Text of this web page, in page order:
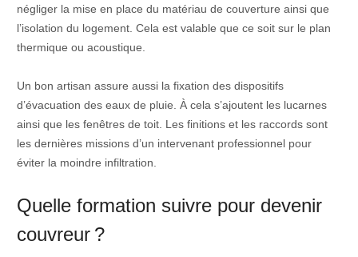
négliger la mise en place du matériau de couverture ainsi que
l’isolation du logement. Cela est valable que ce soit sur le plan
thermique ou acoustique.
Un bon artisan assure aussi la fixation des dispositifs
d’évacuation des eaux de pluie. À cela s’ajoutent les lucarnes
ainsi que les fenêtres de toit. Les finitions et les raccords sont
les dernières missions d’un intervenant professionnel pour
éviter la moindre infiltration.
Quelle formation suivre pour devenir
couvreur ?